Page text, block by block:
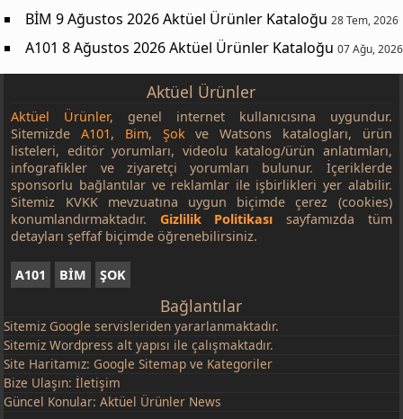
BİM 9 Ağustos 2026 Aktüel Ürünler Kataloğu 28 Tem, 2026
A101 8 Ağustos 2026 Aktüel Ürünler Kataloğu 07 Ağu, 2026
Aktüel Ürünler
Aktüel Ürünler, genel internet kullanıcısına uygundur.
SitemizdeA101, Bim, Şokve Watsons katalogları, ürün
listeleri, editör yorumları, videolu katalog/ürün anlatımları,
infografikler ve ziyaretçi yorumları bulunur. İçeriklerde
sponsorlu bağlantılar ve reklamlar ile işbirlikleri yer alabilir.
Sitemiz KVKK mevzuatına uygun biçimde çerez (cookies)
konumlandırmaktadır. Gizlilik Politikası sayfamızda tüm
detayları şeffaf biçimde öğrenebilirsiniz.
A101 BİM ŞOK
Bağlantılar
Sitemiz Google servisleriden yararlanmaktadır.
Sitemiz Wordpress alt yapısı ile çalışmaktadır.
Site Haritamız: Google Sitemap ve Kategoriler
Bize Ulaşın:İletişim
Güncel Konular:Aktüel Ürünler News